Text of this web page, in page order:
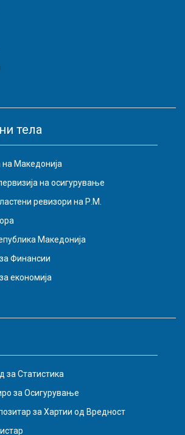
тела
Македонија
на осигурување
ревизори на Р.М.
Македонија
Финансии
економија
за Статистика
за Осигурување
за Хартии од Вредност